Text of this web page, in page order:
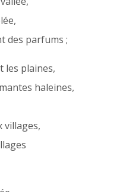
des parfums ;
les plaines,
haleines,
villages,